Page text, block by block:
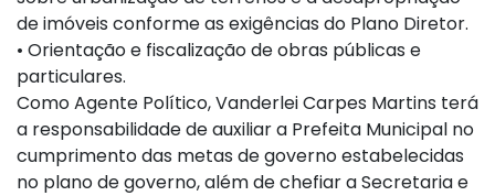
de imóveis conforme as exigências do Plano Diretor.
• Orientação e fiscalização de obras públicas e
particulares.
Como Agente Político, Vanderlei Carpes Martins terá
a responsabilidade de auxiliar a Prefeita Municipal no
cumprimento das metas de governo estabelecidas
no plano de governo, além de chefiar a Secretaria e